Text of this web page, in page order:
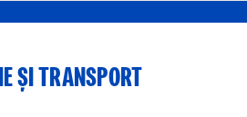
ȘI TRANSPORT